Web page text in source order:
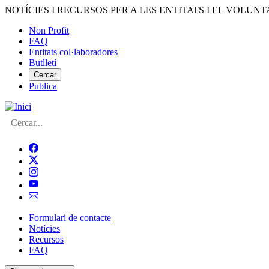
Vés
contingut
NOTÍCIES I RECURSOS PER A LES ENTITATS I EL
Menú
del
compte
d'usuari
Non Profit
FAQ
Entitats col·laboradores
Butlletí
Cercar
Publica
Cerca
Navegació
principal
de
Formulari de contacte
Notícies
Recursos
FAQ